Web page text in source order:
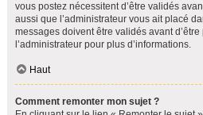
vous postez nécessitent d’être validés
aussi que l’administrateur vous ait placé
messages doivent être validés avant
l’administrateur pour plus d’informations.
Haut
Comment remonter mon sujet ?